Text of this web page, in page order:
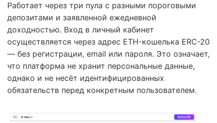
Работает через три пула с разными пороговыми
депозитами и заявленной ежедневной
доходностью. Вход в личный кабинет
осуществляется через адрес ETH-кошелька ERC-20
— без регистрации, email или пароля. Это означает,
что платформа не хранит персональные данные,
однако и не несёт идентифицированных
обязательств перед конкретным пользователем.